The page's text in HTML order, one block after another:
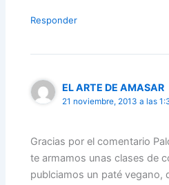
Responder
EL ARTE DE AMASAR
21 noviembre, 2013 a las
Gracias por el comentario
te armamos unas clases de
publciamos un paté vegano,